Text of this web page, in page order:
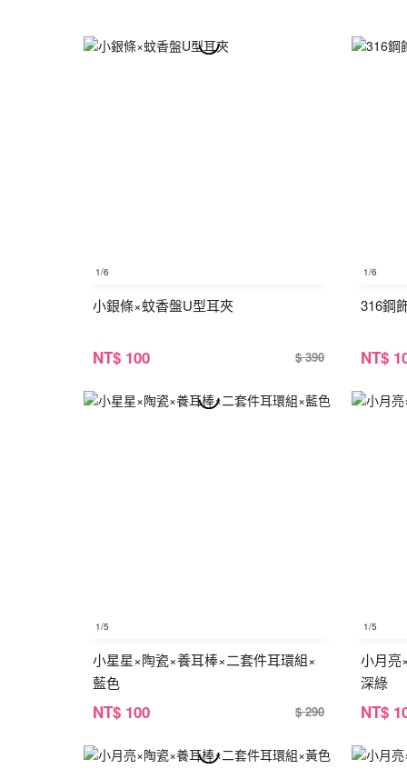
1/6
小銀條×蚊香盤U型耳夾
NT$ 100 $ 390
1/6
316鋼
NT$
1/5
小星星×陶瓷×養耳棒×二套件耳環組×
藍色
NT$ 100 $ 290
1/5
小月亮
深綠
NT$